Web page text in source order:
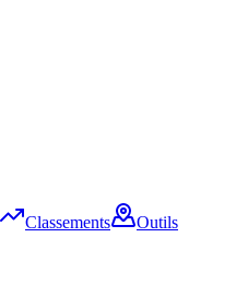
Classements
Outils